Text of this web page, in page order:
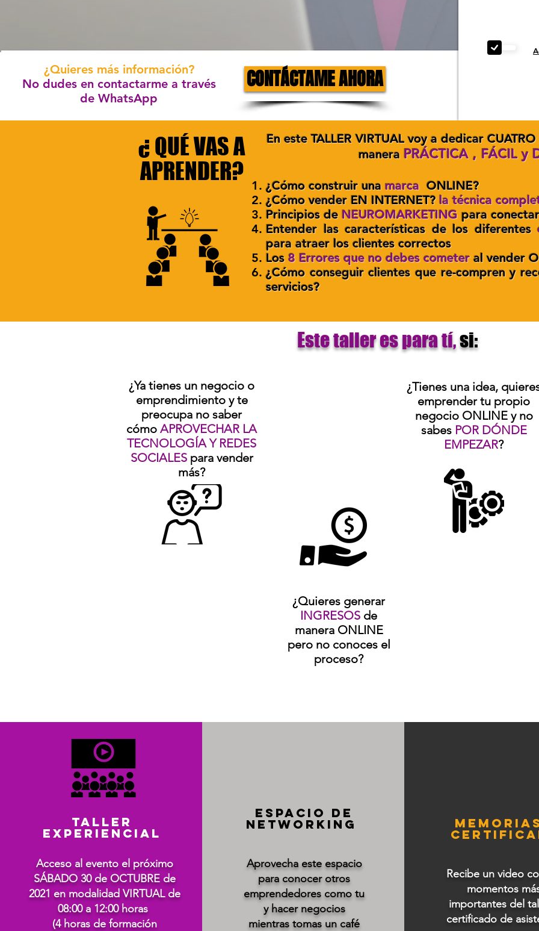
¿Quieres más información?
No dudes en contactarme a través
de WhatsApp
CONTÁCTAME AHORA
¿ QUÉ VAS A
APRENDER?
En este TALLER VIRTUAL voy a dedicar
manera PRÁCTICA , FÁCIL y
¿Cómo construir una marcaONLINE?
¿Cómo vender EN INTERNET? la técnica
Principios de NEUROMARKETING para
Entender las características de los diferentes
para atraer los clientes correctos
Los 8 Errores que no debes cometeral vender
¿Cómo conseguir clientes que re-compren y
servicios?
Este taller es para tí,si:
¿Ya tienes un negocio o
emprendimiento y te
preocupa no saber
cómo APROVECHAR LA
TECNOLOGÍA Y REDES
SOCIALES para vender
más?
¿Quieres generar
INGRESOS de
manera ONLINE
pero no conoces el
proceso?
¿Tienes una idea,
emprender tu propio
negocio ONLINE y no
sabes POR DÓNDE
EMPEZAR?
Taller
Experiencial
Acceso al evento el próximo
SÁBADO 30 de OCTUBRE de
2021 en modalidad VIRTUAL de
08:00 a 12:00 horas
(4 horas de formación
ESPACIO DE
NETWORKING
Aprovecha este espacio
para conocer otros
emprendedores como tu
y hacer negocios
mientras tomas un café
Recibe un video
momentos
importantes del
certificado de